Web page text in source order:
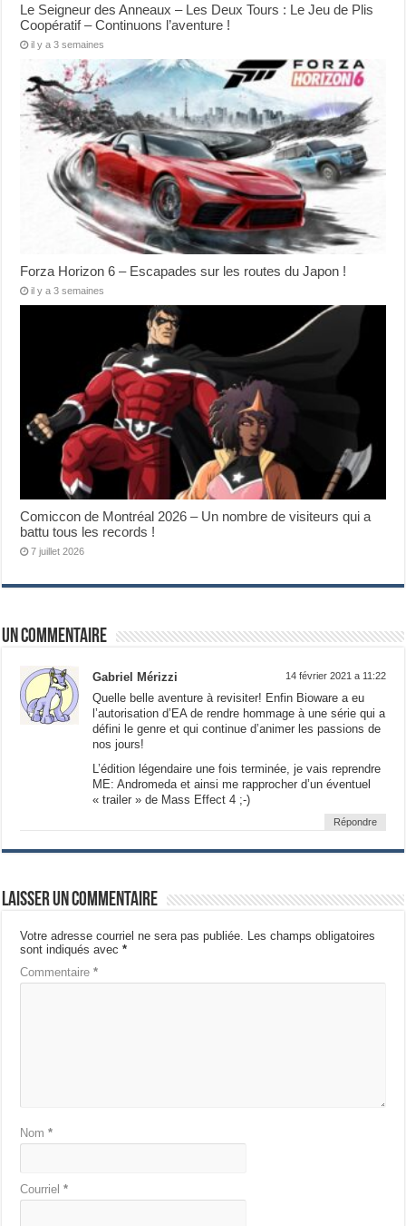
Le Seigneur des Anneaux – Les Deux Tours : Le Jeu de Plis
Coopératif – Continuons l’aventure !
il y a 3 semaines
Forza Horizon 6 – Escapades sur les routes du Japon !
il y a 3 semaines
Comiccon de Montréal 2026 – Un nombre de visiteurs qui a
battu tous les records !
7 juillet 2026
Un commentaire
Gabriel Mérizzi 14 février 2021 a 11:22
Quelle belle aventure à revisiter! Enfin Bioware a eu
l’autorisation d’EA de rendre hommage à une série qui a
défini le genre et qui continue d’animer les passions de
nos jours!
L’édition légendaire une fois terminée, je vais reprendre
ME: Andromeda et ainsi me rapprocher d’un éventuel
« trailer » de Mass Effect 4 ;-)
Répondre
Laisser un commentaire
Votre adresse courriel ne sera pas publiée. Les champs obligatoires
sont indiqués avec*
Commentaire*
Nom*
Courriel*